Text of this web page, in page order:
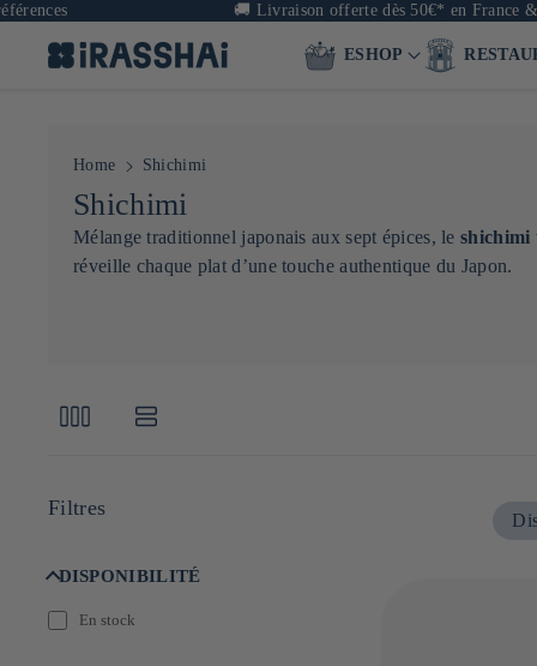
Livraison offerte dès 50€* en France & dès
ESHOP
Home Shichimi
C
o
l
t
o
:
Shichimi
Mélange traditionnel japonais aux sept épices, le shichimi
réveille chaque plat d’une touche authentique du Japon.
Filtres
DISPONIBILITÉ
En stock